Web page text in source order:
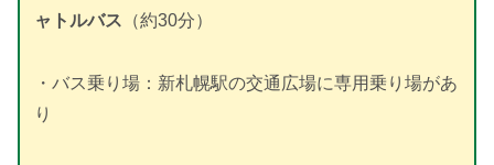
ャトルバス （約30分）
・バス乗り場：新札幌駅の交通広場に専用乗り場があ
り